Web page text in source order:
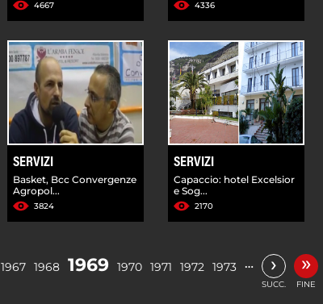
4667 4336
SERVIZI
Basket, Bcc Convergenze
Agropol...
3824
SERVIZI
Capaccio: hotel Excelsior
e Sog...
2170
1967 1968 1969 1970 1971 1972 1973 … ›
SUCC.
»
FINE